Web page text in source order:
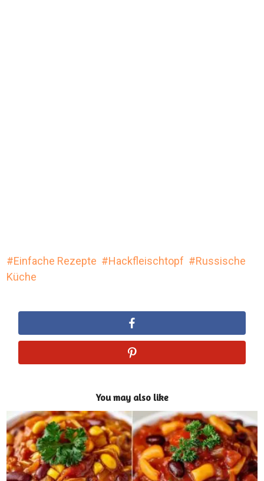
Einfache Rezepte Hackfleischtopf
Russische
Küche
You may also like